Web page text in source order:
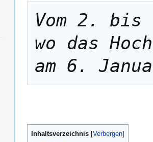
Navigation
springen
Suche
springen
Vom 2.
wo das
am 6.
Inhaltsverzeichnis